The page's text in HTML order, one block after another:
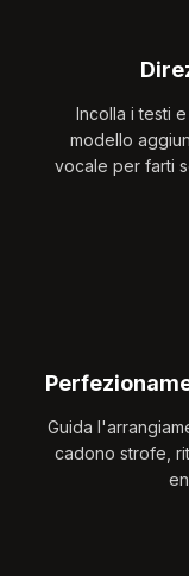
Incolla i testi
modello
vocale per farti
Guida
cadono strofe,